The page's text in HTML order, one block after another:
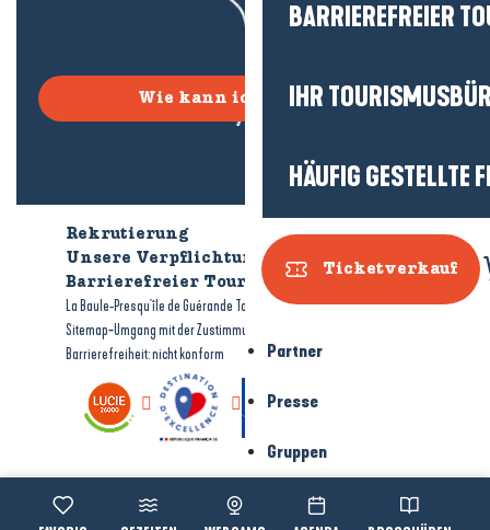
BARRIEREFREIER
IHR
HÄUFIG GESTELLTE
Ticketverkauf
Partner
Presse
Gruppen
Wie kann ich kommen?
Rekrutierung
Wer sind wir?
Unsere Verpflichtungen
Barrierefreier Tourismus
La Baule-Presqu'île de Guérande Tourismus-Rechtliche Hinweise-
Sitemap-Umgang mit der Zustimmung
Barrierefreiheit: nicht konform